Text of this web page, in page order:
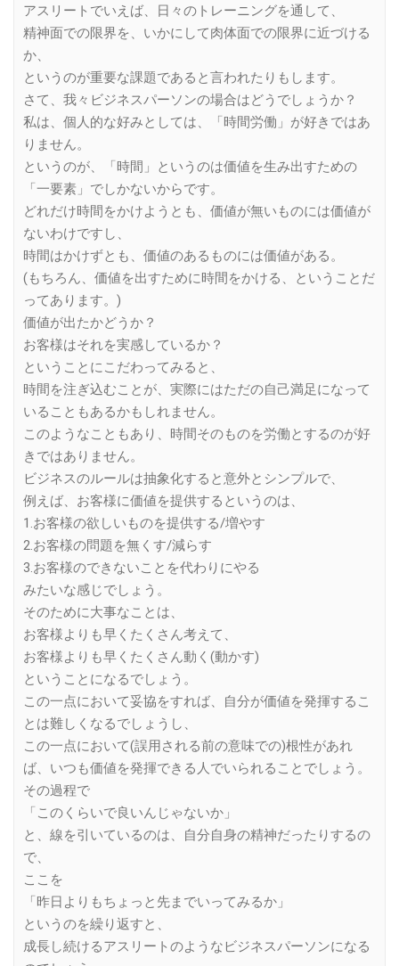
アスリートでいえば、日々のトレーニングを通して、
精神面での限界を、いかにして肉体面での限界に近づける
か、
というのが重要な課題であると言われたりもします。
さて、我々ビジネスパーソンの場合はどうでしょうか？
私は、個人的な好みとしては、「時間労働」が好きではあ
りません。
というのが、「時間」というのは価値を生み出すための
「一要素」でしかないからです。
どれだけ時間をかけようとも、価値が無いものには価値が
ないわけですし、
時間はかけずとも、価値のあるものには価値がある。
(もちろん、価値を出すために時間をかける、ということだ
ってあります。)
価値が出たかどうか？
お客様はそれを実感しているか？
ということにこだわってみると、
時間を注ぎ込むことが、実際にはただの自己満足になって
いることもあるかもしれません。
このようなこともあり、時間そのものを労働とするのが好
きではありません。
ビジネスのルールは抽象化すると意外とシンプルで、
例えば、お客様に価値を提供するというのは、
1.お客様の欲しいものを提供する/増やす
2.お客様の問題を無くす/減らす
3.お客様のできないことを代わりにやる
みたいな感じでしょう。
そのために大事なことは、
お客様よりも早くたくさん考えて、
お客様よりも早くたくさん動く(動かす)
ということになるでしょう。
この一点において妥協をすれば、自分が価値を発揮するこ
とは難しくなるでしょうし、
この一点において(誤用される前の意味での)根性があれ
ば、いつも価値を発揮できる人でいられることでしょう。
その過程で
「このくらいで良いんじゃないか」
と、線を引いているのは、自分自身の精神だったりするの
で、
ここを
「昨日よりもちょっと先までいってみるか」
というのを繰り返すと、
成長し続けるアスリートのようなビジネスパーソンになる